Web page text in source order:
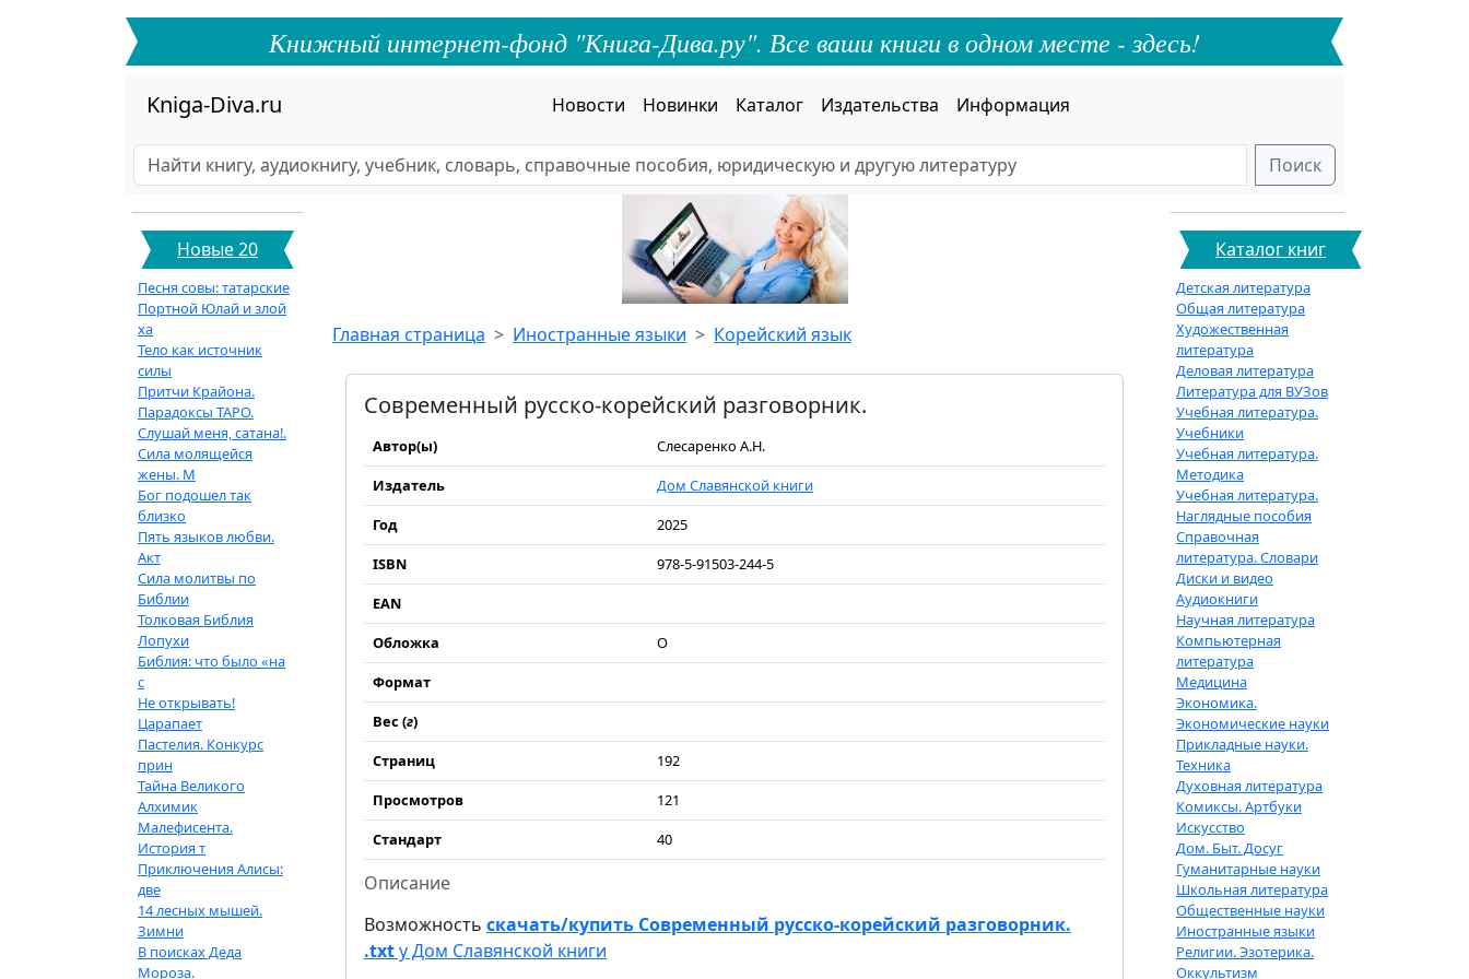
Книжный интернет-фонд "Книга-Дива.ру". Все ваши книги в одном месте - здесь!
Kniga-Diva.ru Новости Новинки Каталог Издательства Информация
Поиск
Новые 20
Песня совы: татарские
Портной Юлай и злой
ха
Тело как источник
силы
Притчи Крайона.
Парадоксы ТАРО.
Слушай меня, сатана!.
Сила молящейся
жены. М
Бог подошел так
близко
Пять языков любви.
Акт
Сила молитвы по
Библии
Толковая Библия
Лопухи
Библия: что было «на
с
Не открывать!
Царапает
Пастелия. Конкурс
прин
Тайна Великого
Алхимик
Малефисента.
История т
Приключения Алисы:
две
14 лесных мышей.
Зимни
В поисках Деда
Мороза.
Главная страница Иностранные языки Корейский язык
Современный русско-корейский разговорник.
Автор(ы)
Слесаренко А.Н.
Издатель
Дом Славянской книги
Год
2025
ISBN
978-5-91503-244-5
EAN
Обложка
О
Формат
Вес (г)
Страниц
192
Просмотров
121
Стандарт
40
Описание
Возможность скачать/купить Современный русско-корейский разговорник.
.txtу Дом Славянской книги
Каталог книг
Детская литература
Общая литература
Художественная
литература
Деловая литература
Литература для ВУЗов
Учебная литература.
Учебники
Учебная литература.
Методика
Учебная литература.
Наглядные пособия
Справочная
литература. Словари
Диски и видео
Аудиокниги
Научная литература
Компьютерная
литература
Медицина
Экономика.
Экономические науки
Прикладные науки.
Техника
Духовная литература
Комиксы. Артбуки
Искусство
Дом. Быт. Досуг
Гуманитарные науки
Школьная литература
Общественные науки
Иностранные языки
Религии. Эзотерика.
Оккультизм